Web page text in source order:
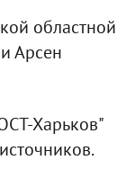
областной
Арсен
Харьков"